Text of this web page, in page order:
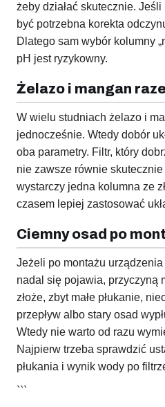
żeby działać skutecznie.
być potrzebna korekta
Dlatego sam wybór kolumny
pH jest ryzykowny.
Żelazo i mangan
W wielu studniach żelazo i
jednocześnie. Wtedy dobór
oba parametry. Filtr, który
nie zawsze równie
wystarczy jedna kolumna ze
czasem lepiej zastosować
Ciemny osad po
Jeżeli po montażu
nadal się pojawia, przyczyną
złoże, zbyt małe płukanie,
przepływ albo stary osad
Wtedy nie warto od razu
Najpierw trzeba sprawdzić
płukania i wynik wody po
```